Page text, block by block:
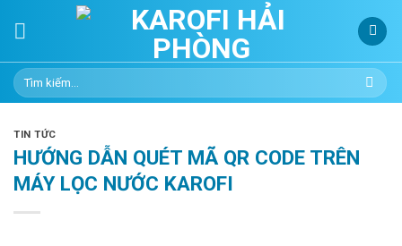
Tìm
kiếm:
TIN TỨC
HƯỚNG DẪN QUÉT MÃ QR CODE TRÊN
MÁY LỌC NƯỚC KAROFI